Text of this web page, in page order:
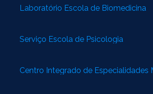
Laboratório Escola de Biomedicina
Serviço Escola de Psicologia
Centro Integrado de Especialidades